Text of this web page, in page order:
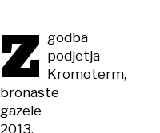
Z godba
podjetja
Kromoterm,
bronaste
gazele
2013,